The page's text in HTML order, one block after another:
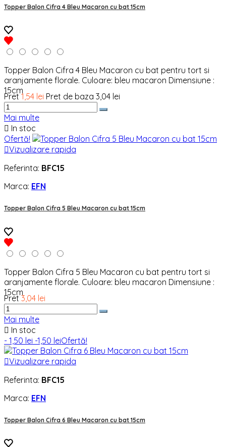
Topper Balon Cifra 4 Bleu Macaron cu bat 15cm
Topper Balon Cifra 4 Bleu Macaron cu bat pentru tort si
aranjamente florale. Culoare: bleu macaron Dimensiune :
15cm
Pret 1,54 lei Pret de baza 3,04 lei
Mai multe
 In stoc
Ofertă!
Vizualizare rapida
Referinta: BFC15
Marca: EFN
Topper Balon Cifra 5 Bleu Macaron cu bat 15cm
Topper Balon Cifra 5 Bleu Macaron cu bat pentru tort si
aranjamente florale. Culoare: bleu macaron Dimensiune :
15cm
Pret 3,04 lei
Mai multe
 In stoc
- 1,50 lei -1,50 leiOfertă!
Vizualizare rapida
Referinta: BFC15
Marca: EFN
Topper Balon Cifra 6 Bleu Macaron cu bat 15cm